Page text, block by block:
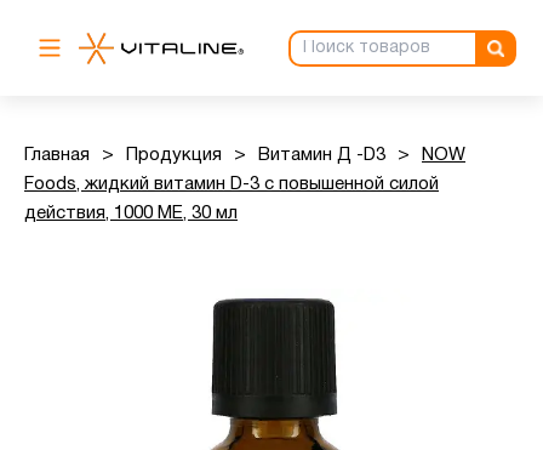
Главная > Продукция > Витамин Д -D3 >
NOW
Foods, жидкий витамин D-3 с повышенной силой
действия, 1000 МЕ, 30 мл